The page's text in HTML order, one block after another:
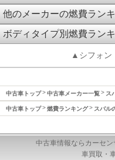
他のメーカーの燃費ラン
ボディタイプ別燃費ラン
▲シフォン
中古車トップ 中古車メーカー一覧 ス
中古車トップ 燃費ランキング スバル
中古車情報ならカーセン
車買取・